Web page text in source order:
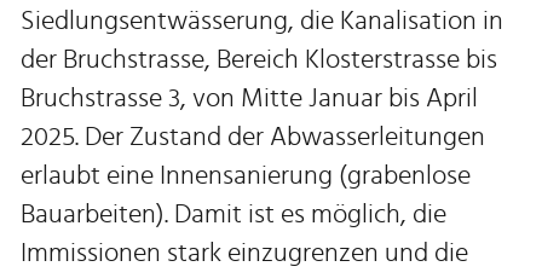
Siedlungsentwässerung, die Kanalisation in
der Bruchstrasse, Bereich Klosterstrasse bis
Bruchstrasse 3, von Mitte Januar bis April
2025. Der Zustand der Abwasserleitungen
erlaubt eine Innensanierung (grabenlose
Bauarbeiten). Damit ist es möglich, die
Immissionen stark einzugrenzen und die